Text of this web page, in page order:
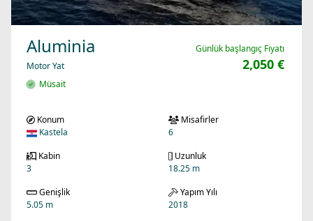
Aluminia
Motor Yat
Müsait
Günlük başlangıç Fiyatı
2,050 €
Konum
Kastela
Misafirler
6
Kabin
3
Uzunluk
18.25 m
Genişlik
5.05 m
Yapım Yılı
2018